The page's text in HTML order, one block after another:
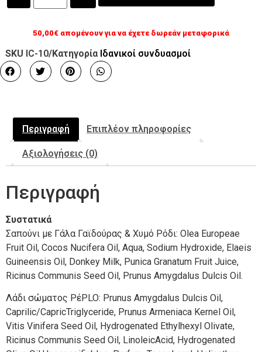
50,00€ απομένουν για να έχετε δωρεάν μεταφορικά
SKU IC-10/Κατηγορία Ιδανικοί συνδυασμοί
Περιγραφή Επιπλέον πληροφορίες
Αξιολογήσεις (0)
Περιγραφή
Συστατικά
Σαπούνι με Γάλα Γαϊδούρας & Χυμό Ρόδι: Olea Europeae
Fruit Oil, Cocos Nucifera Oil, Aqua, Sodium Hydroxide, Elaeis
Guineensis Oil, Donkey Milk, Punica Granatum Fruit Juice,
Ricinus Communis Seed Oil, Prunus Amygdalus Dulcis Oil.
Λάδι σώματος PέPLO: Prunus Amygdalus Dulcis Oil,
Caprilic/CapricTriglyceride, Prunus Armeniaca Kernel Oil,
Vitis Vinifera Seed Oil, Hydrogenated Ethylhexyl Olivate,
Ricinus Communis Seed Oil, LinoleicAcid, Hydrogenated